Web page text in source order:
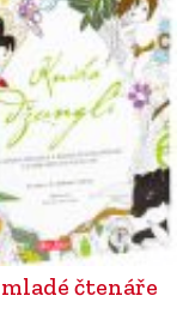
čtenáře